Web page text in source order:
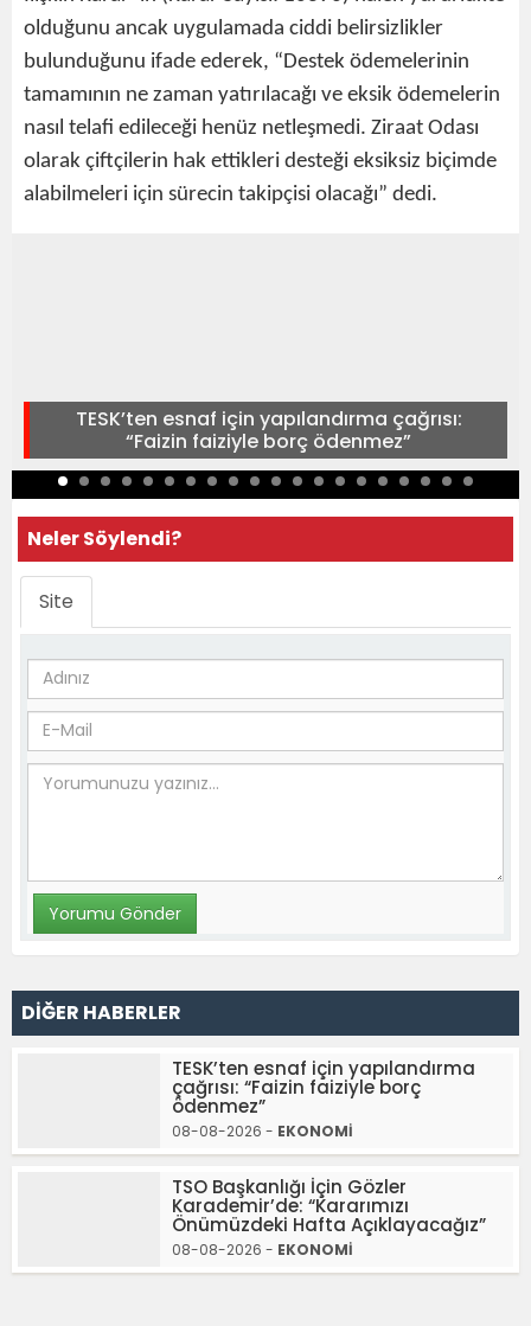
olduğunu ancak uygulamada ciddi belirsizlikler
bulunduğunu ifade ederek, “Destek ödemelerinin
tamamının ne zaman yatırılacağı ve eksik ödemelerin
nasıl telafi edileceği henüz netleşmedi. Ziraat Odası
olarak çiftçilerin hak ettikleri desteği eksiksiz biçimde
alabilmeleri için sürecin takipçisi olacağı” dedi.
TESK’ten esnaf için yapılandırma çağrısı:
“Faizin faiziyle borç ödenmez”
Neler Söylendi?
Site
DİĞER HABERLER
TESK’ten esnaf için yapılandırma
çağrısı: “Faizin faiziyle borç
ödenmez”
08-08-2026 - EKONOMİ
TSO Başkanlığı İçin Gözler
Karademir’de: “Kararımızı
Önümüzdeki Hafta Açıklayacağız”
08-08-2026 - EKONOMİ